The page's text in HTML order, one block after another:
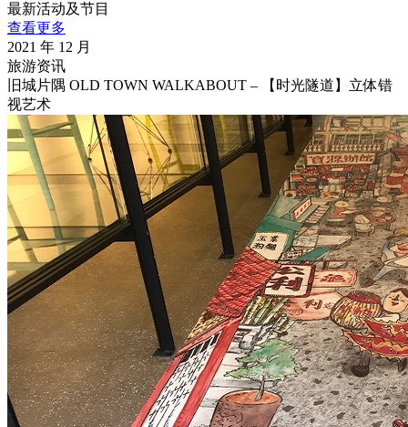
最新活动及节目
查看更多
2021 年 12 月
旅游资讯
旧城片隅 OLD TOWN WALKABOUT – 【时光隧道】立体错
视艺术